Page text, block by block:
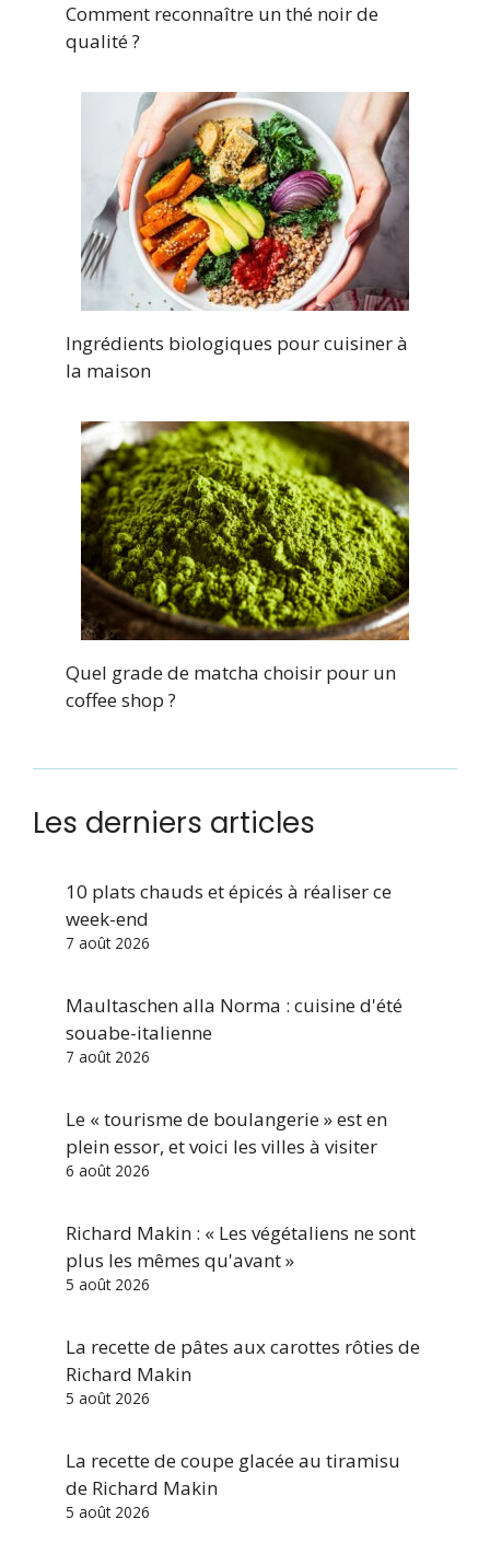
Comment reconnaître un thé noir de
qualité ?
Ingrédients biologiques pour cuisiner à
la maison
Quel grade de matcha choisir pour un
coffee shop ?
Les derniers articles
10 plats chauds et épicés à réaliser ce
week-end
7 août 2026
Maultaschen alla Norma : cuisine d'été
souabe-italienne
7 août 2026
Le « tourisme de boulangerie » est en
plein essor, et voici les villes à visiter
6 août 2026
Richard Makin : « Les végétaliens ne sont
plus les mêmes qu'avant »
5 août 2026
La recette de pâtes aux carottes rôties de
Richard Makin
5 août 2026
La recette de coupe glacée au tiramisu
de Richard Makin
5 août 2026